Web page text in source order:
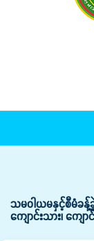
သမဝါယမနှင့်စီမံခ
ကျောင်းသား၊ ကျေ